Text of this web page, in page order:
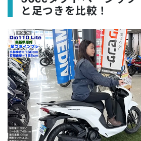
と足つきを比較！